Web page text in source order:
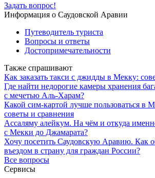
Задать вопрос!
Информация о Саудовской Аравии
Путеводитель туриста
Вопросы и ответы
Достопримечательности
Также спрашивают
Как заказать такси с джидды в Мекку:
Где найти недорогие камеры хранения
с мечетью Аль-Харам?
Какой сим-картой лучше пользоваться в
советы и сравнения
Ассаляму алейкум. На чём и откуда
с Мекки до Джамарата?
Хочу посетить Саудовскую Аравию. Как
въездом в страну для граждан России?
Все вопросы
Сервисы